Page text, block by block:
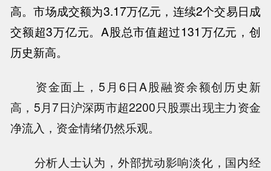
高。市场成交额为3.17万亿元，连续2个交易日成
交额超3万亿元。A股总市值超过131万亿元，创
历史新高。
资金面上，5月6日A股融资余额创历史新
高，5月7日沪深两市超2200只股票出现主力资金
净流入，资金情绪仍然乐观。
分析人士认为，外部扰动影响淡化，国内经